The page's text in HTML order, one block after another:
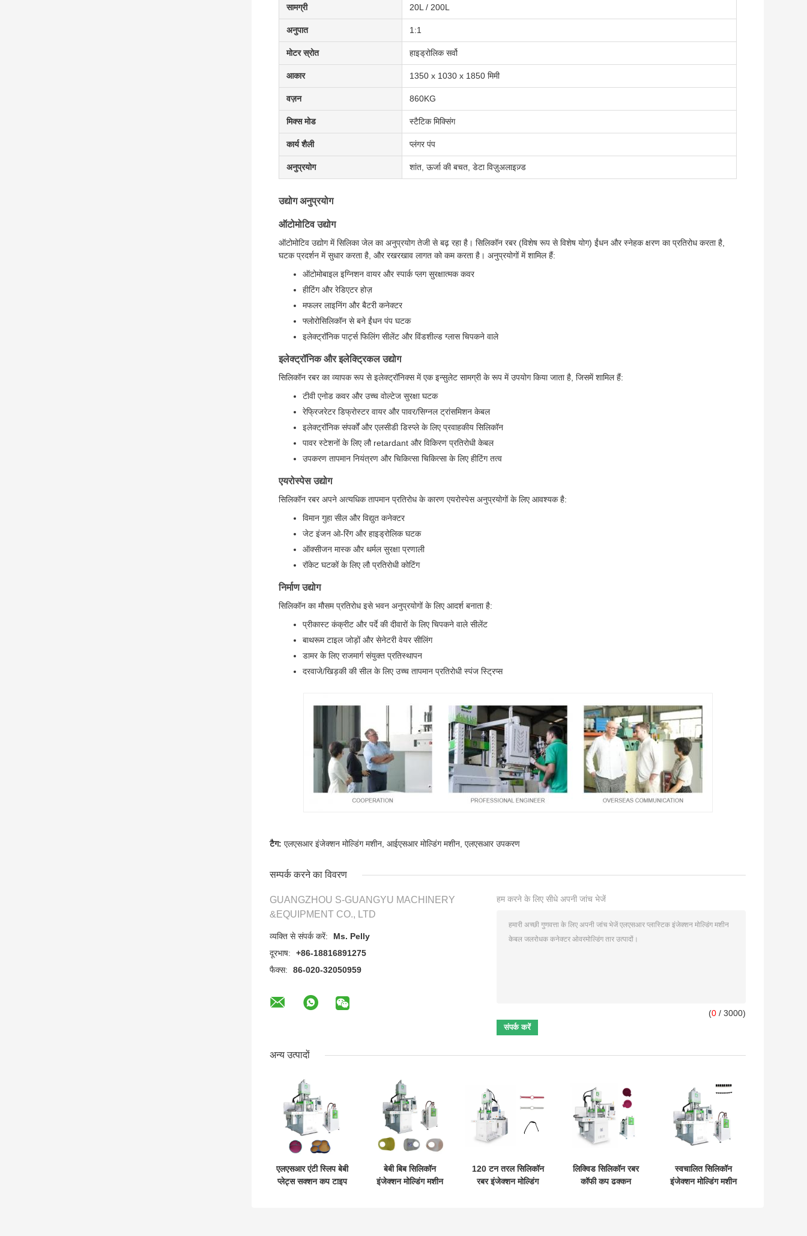
सामग्री 20L / 200L
अनुपात 1:1
मोटर स्रोत हाइड्रोलिक सर्वो
आकार 1350 x 1030 x 1850 मिमी
वज़न 860KG
मिक्स मोड स्टैटिक मिक्सिंग
कार्य शैली प्लंगर पंप
अनुप्रयोग शांत, ऊर्जा की बचत, डेटा विज़ुअलाइज़्ड
उद्योग अनुप्रयोग
ऑटोमोटिव उद्योग
ऑटोमोटिव उद्योग में सिलिका जेल का अनुप्रयोग तेजी से बढ़ रहा है। सिलिकॉन रबर (विशेष रूप से विशेष योग) ईंधन और स्नेहक क्षरण का प्रतिरोध करता है,
घटक प्रदर्शन में सुधार करता है, और रखरखाव लागत को कम करता है। अनुप्रयोगों में शामिल हैं:
ऑटोमोबाइल इग्निशन वायर और स्पार्क प्लग सुरक्षात्मक कवर
हीटिंग और रेडिएटर होज़
मफलर लाइनिंग और बैटरी कनेक्टर
फ्लोरोसिलिकॉन से बने ईंधन पंप घटक
इलेक्ट्रॉनिक पार्ट्स फिलिंग सीलेंट और विंडशील्ड ग्लास चिपकने वाले
इलेक्ट्रॉनिक और इलेक्ट्रिकल उद्योग
सिलिकॉन रबर का व्यापक रूप से इलेक्ट्रॉनिक्स में एक इन्सुलेट सामग्री के रूप में उपयोग किया जाता है, जिसमें शामिल हैं:
टीवी एनोड कवर और उच्च वोल्टेज सुरक्षा घटक
रेफ्रिजरेटर डिफ्रोस्टर वायर और पावर/सिग्नल ट्रांसमिशन केबल
इलेक्ट्रॉनिक संपर्कों और एलसीडी डिस्प्ले के लिए प्रवाहकीय सिलिकॉन
पावर स्टेशनों के लिए लौ retardant और विकिरण प्रतिरोधी केबल
उपकरण तापमान नियंत्रण और चिकित्सा चिकित्सा के लिए हीटिंग तत्व
एयरोस्पेस उद्योग
सिलिकॉन रबर अपने अत्यधिक तापमान प्रतिरोध के कारण एयरोस्पेस अनुप्रयोगों के लिए आवश्यक है:
विमान गुहा सील और विद्युत कनेक्टर
जेट इंजन ओ-रिंग और हाइड्रोलिक घटक
ऑक्सीजन मास्क और थर्मल सुरक्षा प्रणाली
रॉकेट घटकों के लिए लौ प्रतिरोधी कोटिंग
निर्माण उद्योग
सिलिकॉन का मौसम प्रतिरोध इसे भवन अनुप्रयोगों के लिए आदर्श बनाता है:
प्रीकास्ट कंक्रीट और पर्दे की दीवारों के लिए चिपकने वाले सीलेंट
बाथरूम टाइल जोड़ों और सेनेटरी वेयर सीलिंग
डामर के लिए राजमार्ग संयुक्त प्रतिस्थापन
दरवाजे/खिड़की की सील के लिए उच्च तापमान प्रतिरोधी स्पंज स्ट्रिप्स
टैग: एलएसआर इंजेक्शन मोल्डिंग मशीन, आईएसआर मोल्डिंग मशीन, एलएसआर उपकरण
सम्पर्क करने का विवरण
GUANGZHOU S-GUANGYU MACHINERY
&EQUIPMENT CO., LTD
व्यक्ति से संपर्क करें:
Ms. Pelly
दूरभाष:
+86-18816891275
फैक्स:
86-020-32050959
हम करने के लिए सीधे अपनी जांच भेजें
(0 / 3000)
अन्य उत्पादों
एलएसआर एंटी स्लिप बेबी
प्लेट्स सक्शन कप टाइप
बेबी बिब सिलिकॉन
इंजेक्शन मोल्डिंग मशीन
120 टन तरल सिलिकॉन
रबर इंजेक्शन मोल्डिंग
लिक्विड सिलिकॉन रबर
कॉफी कप ढक्कन
स्वचालित सिलिकॉन
इंजेक्शन मोल्डिंग मशीन